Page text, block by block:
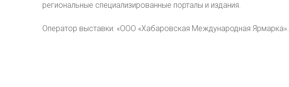
региональные специализированные порталы и издания.
Оператор выставки: «ООО «Хабаровская Международная Ярмарка».